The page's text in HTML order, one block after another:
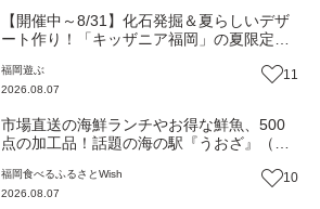
【開催中～8/31】化石発掘＆夏らしいデザ
ート作り！「キッザニア福岡」の夏限定ア
福岡遊ぶ
2026.08.07
11
市場直送の海鮮ランチやお得な鮮魚、500
点の加工品！話題の海の駅『うおざ』（福
福岡食べる ふるさとWish
2026.08.07
10